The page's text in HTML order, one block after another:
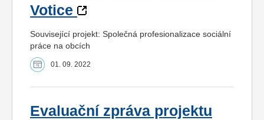
Votice
Související projekt: Společná profesionalizace sociální
práce na obcích
01. 09. 2022
Evaluační zpráva projektu